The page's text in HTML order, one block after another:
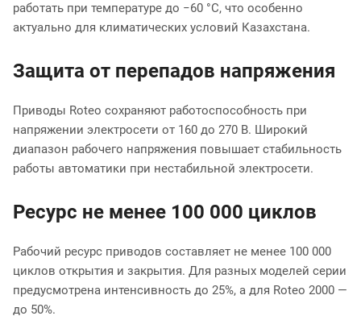
работать при температуре до −60 °C, что особенно
актуально для климатических условий Казахстана.
Защита от перепадов напряжения
Приводы Roteo сохраняют работоспособность при
напряжении электросети от 160 до 270 В. Широкий
диапазон рабочего напряжения повышает стабильность
работы автоматики при нестабильной электросети.
Ресурс не менее 100 000 циклов
Рабочий ресурс приводов составляет не менее 100 000
циклов открытия и закрытия. Для разных моделей серии
предусмотрена интенсивность до 25%, а для Roteo 2000 —
до 50%.